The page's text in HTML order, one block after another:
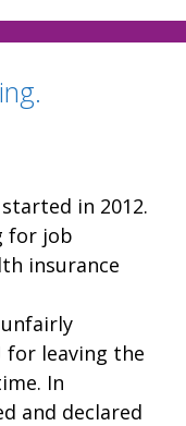
in 2012.
for job
insurance
unfairly
for leaving the
In
and declared